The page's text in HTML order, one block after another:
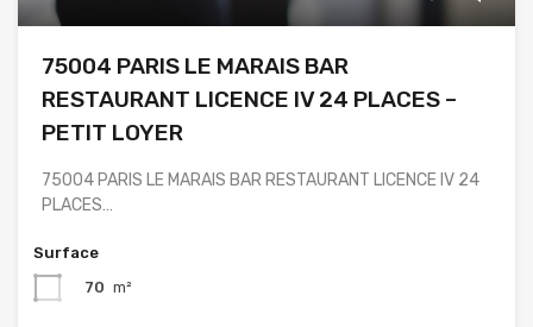
75004 PARIS LE MARAIS BAR
RESTAURANT LICENCE IV 24 PLACES –
PETIT LOYER
75004 PARIS LE MARAIS BAR RESTAURANT LICENCE IV 24
PLACES…
Surface
70 m²